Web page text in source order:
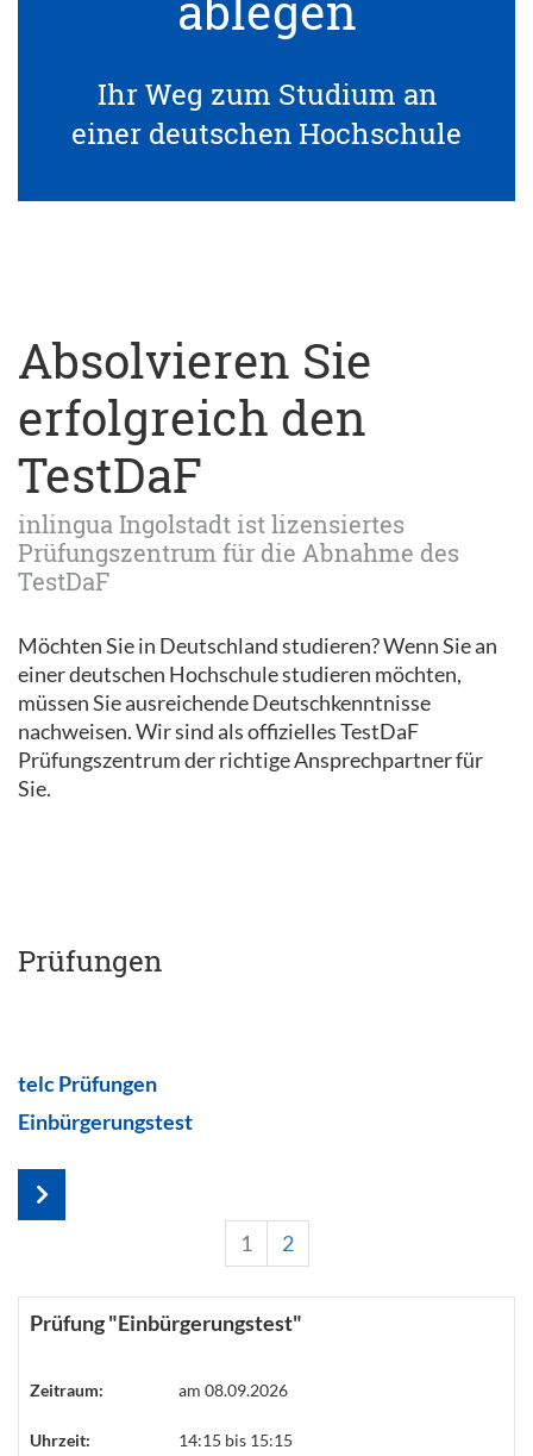
Ihr Weg zum Studium an
einer deutschen Hochschule
Absolvieren Sie
erfolgreich den
TestDaF
inlingua Ingolstadt ist lizensiertes
Prüfungszentrum für die Abnahme des
TestDaF
Möchten Sie in Deutschland studieren? Wenn Sie an
einer deutschen Hochschule studieren möchten,
müssen Sie ausreichende Deutschkenntnisse
nachweisen. Wir sind als offizielles TestDaF
Prüfungszentrum der richtige Ansprechpartner für
Sie.
Prüfungen
telc Prüfungen
Einbürgerungstest
1 2
Prüfung "Einbürgerungstest"
Zeitraum: am 08.09.2026
Uhrzeit: 14:15 bis 15:15